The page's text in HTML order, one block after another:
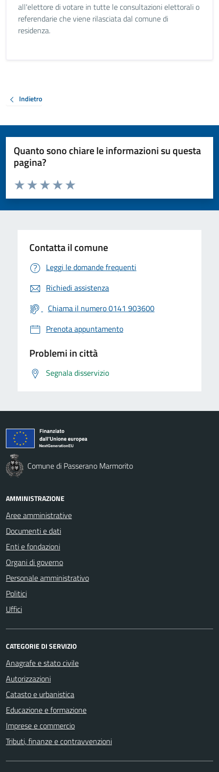
all'elettore di votare in tutte le consultazioni elettorali o
referendarie che viene rilasciata dal comune di
residenza.
Indietro
Quanto sono chiare le informazioni su questa
pagina?
Valuta da 1 a 5 stelle la pagina
Valuta 5 stelle su 5
Valuta 4 stelle su 5
Valuta 3 stelle su 5
Valuta 2 stelle su 5
Valuta 1 stelle su 5
Contatta il comune
Leggi le domande frequenti
Richiedi assistenza
Chiama il numero 0141 903600
Prenota appuntamento
Problemi in città
Segnala disservizio
Comune di Passerano Marmorito
AMMINISTRAZIONE
Aree amministrative
Documenti e dati
Enti e fondazioni
Organi di governo
Personale amministrativo
Politici
Uffici
CATEGORIE DI SERVIZIO
Anagrafe e stato civile
Autorizzazioni
Catasto e urbanistica
Educazione e formazione
Imprese e commercio
Tributi, finanze e contravvenzioni